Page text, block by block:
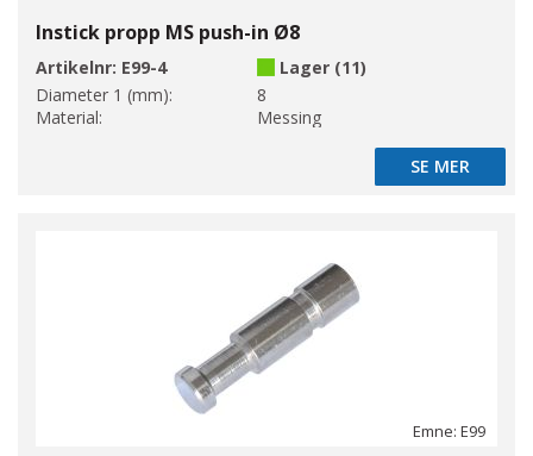
Instick propp MS push-in Ø8
Artikelnr: E99-4
Lager (11)
Diameter 1 (mm):
8
Material:
Messing
SE MER
SE MER
Emne: E99